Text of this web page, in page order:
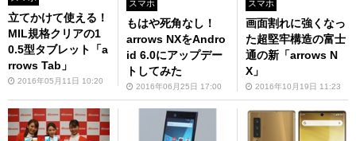
立てかけて使える！
MIL規格クリアの1
0.5型タブレット「a
rrows Tab」
2016年05月11日 10:20
スマホ
もはや死角なし！
arrows NXをAndro
id 6.0にアップデー
トしてみた
2016年06月25日 17:00
スマホ
画面割れに強くなっ
た超堅牢構造の富士
通の新「arrows N
X」
2016年10月19日 11:23